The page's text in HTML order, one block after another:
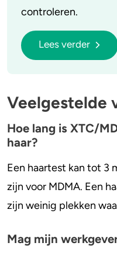
controleren.
Lees verder
Veelgestelde
Hoe lang is XTC/
haar?
Een haartest kan tot 3
zijn voor MDMA. Een
zijn weinig plekken
Mag mijn